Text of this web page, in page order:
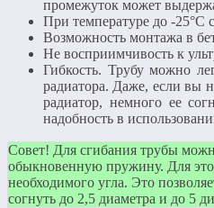
промежуток может
При температуре до -25°C
Возможность монтажа в
Не восприимчивость к
Гибкость. Трубу можно
радиатора. Даже, если вы
радиатор, немного ее
надобность в
Совет! Для сгибания трубы
обыкновенную пружину. Для
необходимого угла. Это
согнуть до 2,5 диаметра и до 5